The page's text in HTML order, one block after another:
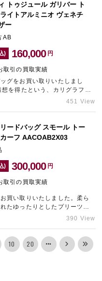
お問い合わせください。
トゥジュール ガリバー ト
イトアルミニオ ヴェネチ
ー
AB
) 160,000 円
取引の買取実績
グをお買い取りいたしまし
を得たという、カリグラフィ
ニバッグです。お探しのお客
店」をご利用ください。
451 View
ードバッグ スモール トー
ーフ AACOAB2X03
) 300,000 円
取引の買取実績
買い取りいたしました。柔ら
たゆったりとしたプリーツが
ド品をお持ち込みいただけた
ご利用ください。
390 View
10 20